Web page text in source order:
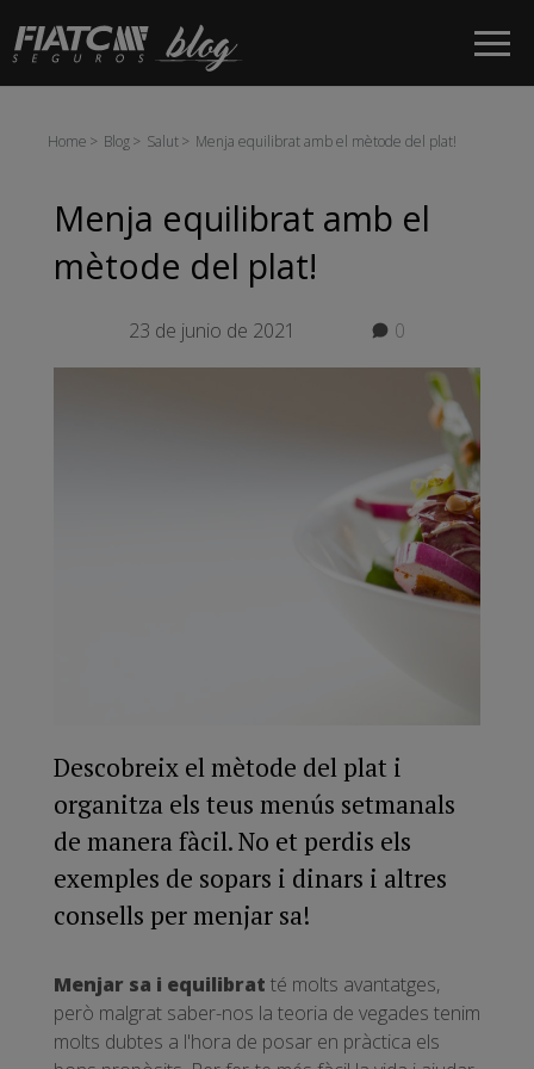
Salta al contingut principal
Home Blog Salut Menja equilibrat amb el mètode del plat!
Menja equilibrat amb el
mètode del plat!
23 de junio de 2021 0
Descobreix el mètode del plat i
organitza els teus menús setmanals
de manera fàcil. No et perdis els
exemples de sopars i dinars i altres
consells per menjar sa!
Menjar sa i equilibrat té molts avantatges,
però malgrat saber-nos la teoria de vegades tenim
molts dubtes a l'hora de posar en pràctica els